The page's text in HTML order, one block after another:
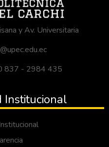
y Av. Universitaria
837 - 2984 435
Institucional